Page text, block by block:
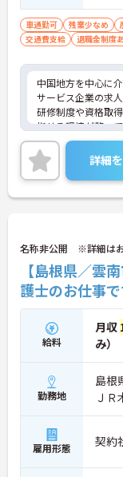
車通勤可 残業少なめ
交通費支給
退職金制度
中国地方を中心に
サービス企業の求人
研修制度や資格取
指せる環境が整っ
ご興味ある方には
細をお話致します
詳細
名称非公開 ※詳細は
【島根県／雲
護士のお仕事
給料
月収
み）
勤務地
島根
ＪＲ
雇用形態 契約